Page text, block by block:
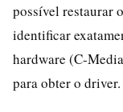
possível restaurar
identificar
hardware (C-
para obter o driver.